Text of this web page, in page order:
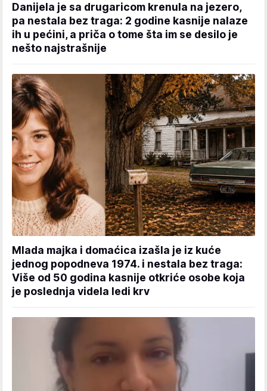
Danijela je sa drugaricom krenula na jezero,
pa nestala bez traga: 2 godine kasnije nalaze
ih u pećini, a priča o tome šta im se desilo je
nešto najstrašnije
Mlada majka i domaćica izašla je iz kuće
jednog popodneva 1974. i nestala bez traga:
Više od 50 godina kasnije otkriće osobe koja
je poslednja videla ledi krv